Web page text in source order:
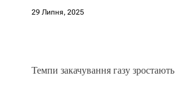
29 Липня, 2025
Темпи закачування газу зростають